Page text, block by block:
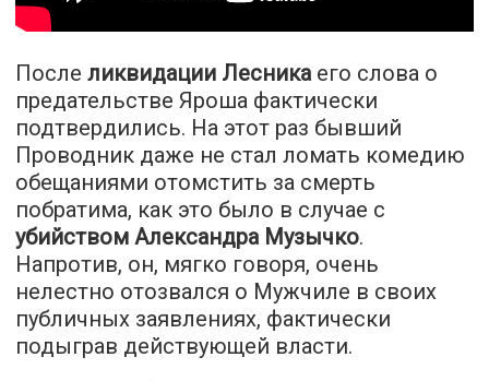
После ликвидации Лесникаего слова о
предательстве Яроша фактически
подтвердились. На этот раз бывший
Проводник даже не стал ломать комедию
обещаниями отомстить за смерть
побратима, как это было в случае с
убийством Александра Музычко.
Напротив, он, мягко говоря, очень
нелестно отозвался о Мужчиле в своих
публичных заявлениях, фактически
подыграв действующей власти.